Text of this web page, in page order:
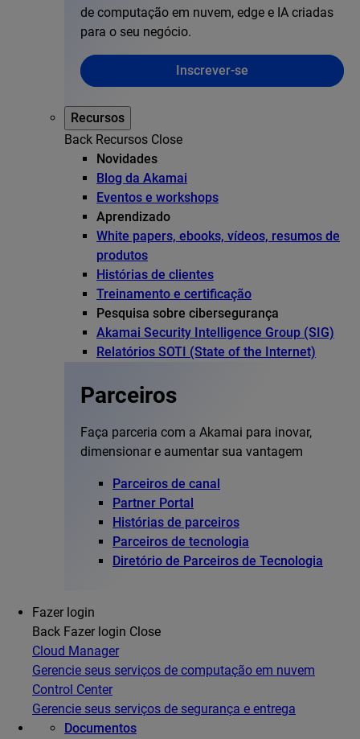
de computação em nuvem, edge e IA criadas
para o seu negócio.
Inscrever-se
Recursos
Back Recursos Close
Novidades
Blog da Akamai
Eventos e workshops
Aprendizado
White papers, ebooks, vídeos, resumos de
produtos
Histórias de clientes
Treinamento e certificação
Pesquisa sobre cibersegurança
Akamai Security Intelligence Group (SIG)
Relatórios SOTI (State of the Internet)
Parceiros
Faça parceria com a Akamai para inovar,
dimensionar e aumentar sua vantagem
Parceiros de canal
Partner Portal
Histórias de parceiros
Parceiros de tecnologia
Diretório de Parceiros de Tecnologia
Fazer login
Back Fazer login Close
Cloud Manager
Gerencie seus serviços de computação em nuvem
Control Center
Gerencie seus serviços de segurança e entrega
Documentos